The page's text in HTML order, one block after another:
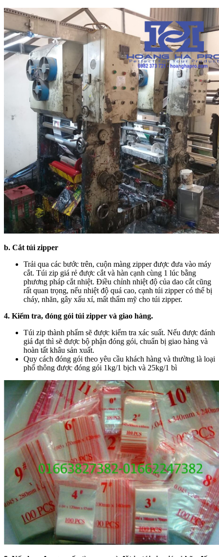
b. Cắt túi zipper
Trải qua các bước trên, cuộn màng zipper được đưa vào máy
cắt. Túi zip giá rẻ được cắt và hàn cạnh cùng 1 lúc bằng
phương pháp cắt nhiệt. Điều chỉnh nhiệt độ của dao cắt cũng
rất quan trọng, nếu nhiệt độ quá cao, cạnh túi zipper có thể bị
cháy, nhăn, gây xấu xí, mất thẩm mỹ cho túi zipper.
4. Kiểm tra, đóng gói túi zipper và giao hàng.
Túi zip thành phẩm sẽ được kiểm tra xác suất. Nếu được đánh
giá đạt thì sẽ được bộ phận đóng gói, chuẩn bị giao hàng và
hoàn tất khâu sản xuất.
Quy cách đóng gói theo yêu cầu khách hàng và thường là loại
phổ thông được đóng gói 1kg/1 bịch và 25kg/1 bì